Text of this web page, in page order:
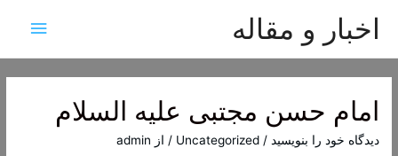
اخبار و مقاله
اصلی
امام حسن مجتبی علیه السلام
دیدگاه‌ خود را بنویسید /
Uncategorized / از admin